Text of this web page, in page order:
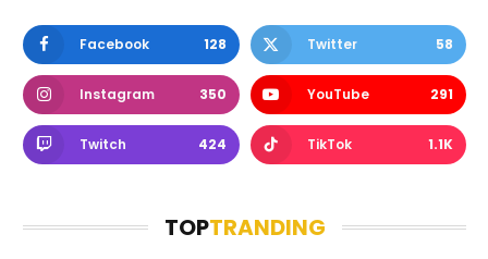
Facebook 128 Twitter 58
Instagram 350 YouTube 291
Twitch 424 TikTok 1.1K
TOPTRANDING